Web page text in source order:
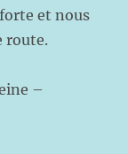
et nous
route.
–